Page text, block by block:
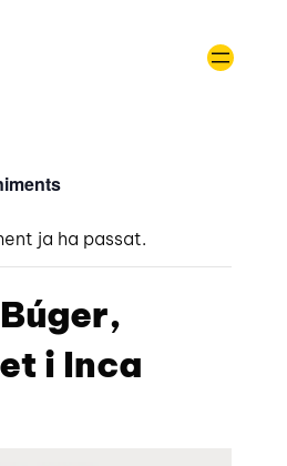
ja ha passat.
i Inca